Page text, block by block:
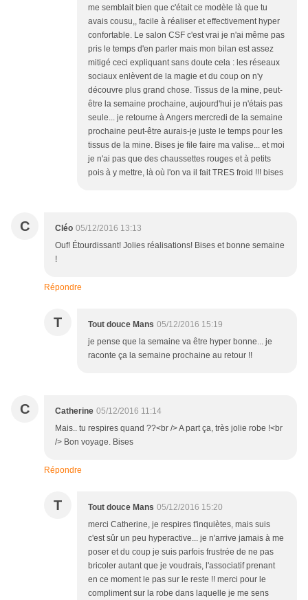
me semblait bien que c'était ce modèle là que tu
avais cousu,, facile à réaliser et effectivement hyper
confortable. Le salon CSF c'est vrai je n'ai même pas
pris le temps d'en parler mais mon bilan est assez
mitigé ceci expliquant sans doute cela : les réseaux
sociaux enlèvent de la magie et du coup on n'y
découvre plus grand chose. Tissus de la mine, peut-
être la semaine prochaine, aujourd'hui je n'étais pas
seule... je retourne à Angers mercredi de la semaine
prochaine peut-être aurais-je juste le temps pour les
tissus de la mine. Bises je file faire ma valise... et moi
je n'ai pas que des chaussettes rouges et à petits
pois à y mettre, là où l'on va il fait TRES froid !!! bises
C Cléo 05/12/2016 13:13
Ouf! Étourdissant! Jolies réalisations! Bises et bonne semaine
!
Répondre
T Tout douce Mans 05/12/2016 15:19
je pense que la semaine va être hyper bonne... je
raconte ça la semaine prochaine au retour !!
C Catherine 05/12/2016 11:14
Mais.. tu respires quand ??<br /> A part ça, très jolie robe !<br
/> Bon voyage. Bises
Répondre
T Tout douce Mans 05/12/2016 15:20
merci Catherine, je respires t'inquiètes, mais suis
c'est sûr un peu hyperactive... je n'arrive jamais à me
poser et du coup je suis parfois frustrée de ne pas
bricoler autant que je voudrais, l'associatif prenant
en ce moment le pas sur le reste !! merci pour le
compliment sur la robe dans laquelle je me sens